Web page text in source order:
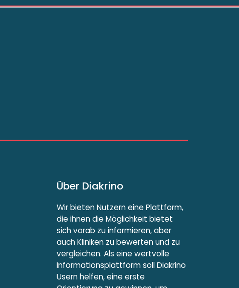
Über Diakrino
Wir bieten Nutzern eine Plattform,
die ihnen die Möglichkeit bietet
sich vorab zu informieren, aber
auch Kliniken zu bewerten und zu
vergleichen. Als eine wertvolle
Informationsplattform soll Diakrino
Usern helfen, eine erste